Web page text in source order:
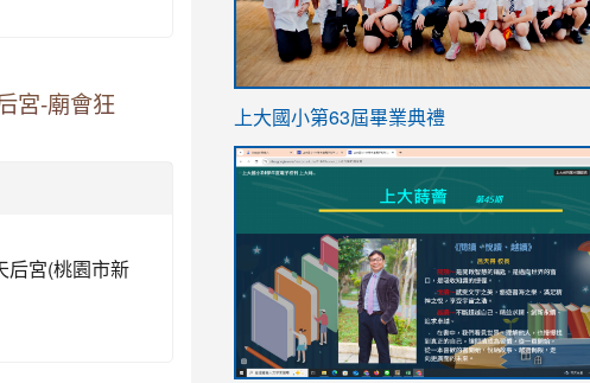
宮-廟會狂
后宮(桃園市新
link
https://sites.google.com/stes.tyc.edu.tw/
上大國小第63屆畢業典禮
link